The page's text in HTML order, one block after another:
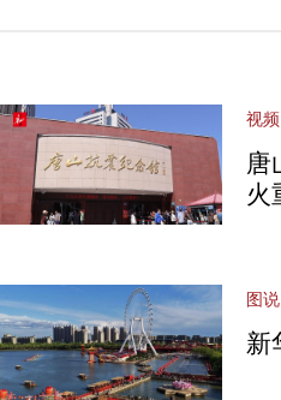
视频
唐
火
图说
新